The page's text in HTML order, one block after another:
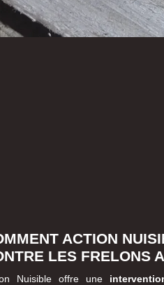
ACTION
LES FRELONS
Nuisible offre une